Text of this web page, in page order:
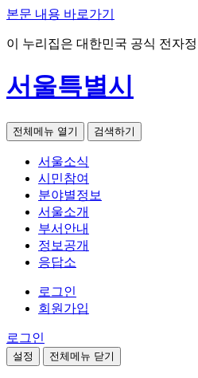
본문 내용 바로가기
이 누리집은 대한민국 공식 전자
서울특별시
전체메뉴 열기 검색하기
서울소식
시민참여
분야별정보
서울소개
부서안내
정보공개
응답소
로그인
회원가입
로그인
설정 전체메뉴 닫기